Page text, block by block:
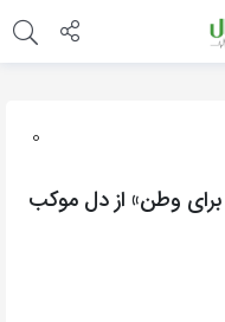
0
برای وطن» از دل موکب